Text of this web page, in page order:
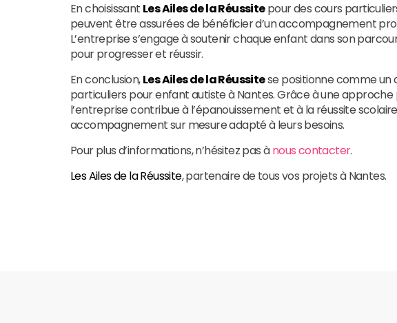
En choisissant Les Ailes de la Réussitepour des cours
peuvent être assurées de bénéficier d’un accompagnement
L’entreprise s’engage à soutenir chaque enfant dans son
pour progresser et réussir.
En conclusion,Les Ailes de la Réussitese positionne comme un
particuliers pour enfant autiste à Nantes. Grâce à une
l’entreprise contribue à l’épanouissement et à la réussite
accompagnement sur mesure adapté à leurs besoins.
Pour plus d’informations, n’hésitez pas ànous contacter.
Les Ailes de la Réussite, partenaire de tous vos projets à Nantes.